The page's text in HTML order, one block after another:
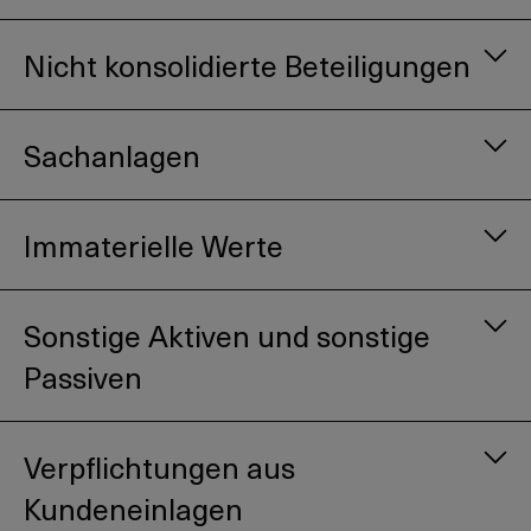
Die Bewertung erfolgt nach dem
Anschaffungswertprinzip mit Abgrenzung von
Agio bzw. Disagio über die Laufzeit (Accrual-
Methode). Dabei wird das Agio bzw. das Disagio
Nicht konsolidierte Beteiligungen
Sachanlagen
Immaterielle Werte
Sonstige Aktiven und sonstige
Passiven
Verpflichtungen aus
Kundeneinlagen